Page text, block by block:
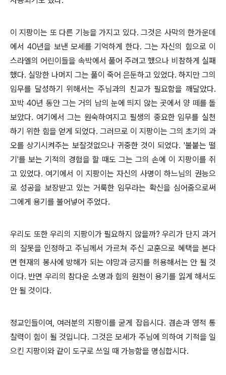
이 지팡이는 또 다른 기능을 가지고 있다. 그것은 사막의 한가운데
에서 40년을 보낸 모세를 기억하게 한다. 그는 자신의 힘으로 이
스라엘의 어린이들을 속박에서 풀어 주려고 했으나 비참하게 실패
했다. 실망한 나머지 그는 풀이 죽어 은둔하고 있었다. 하지만 그의
임무를 달성하기 위해서는 주님과의 친교가 필요함을 깨달았다.
꼬박 40년 동안 그는 거의 남의 눈에 띄지 않는 곳에서 양 떼를 돌
보았다. 여기에서 그는 원숙하여지고 필생의 중요한 임무를 실천
하기 위한 힘을 얻게 되었다. 그러므로 이 지팡이는 그의 초기의 과
오를 상기시켜주는 보잘것없으나 귀중한 것이 되었다. '불붙는 떨
기'를 보는 기적의 경험을 할 때도 그는 그의 손에 이 지팡이를 쥐
고 있었다. 여기에서 이 지팡이는 자신의 사명이 하느님의 권능으
로 성공을 보장받고 있는 거룩한 임무라는 확신을 심어줌으로써
그에게 용기를 불어넣어 주었다.
우리도 또한 우리의 지팡이가 필요하지 않을까? 우리가 단지 과거
의 잘못을 인정하고 주님께서 가르쳐 주신 교훈으로 혜택을 본다
면 현재의 봉사에 방해가 되는 야망과 긍지를 허용해서는 안 될 것
이다. 반면 우리의 참다운 소명과 힘의 원천이 용기를 잃게 해서도
안 될 것이다.
정교인들이여, 여러분의 지팡이를 굳게 잡읍시다. 겸손과 영적 통
찰력이 힘이 될 것입니다. 그것은 모세가 주님에 의하여 기적을 일
으킨 지팡이와 같이 도구로 쓰일 때 가능함을 명심합시다.